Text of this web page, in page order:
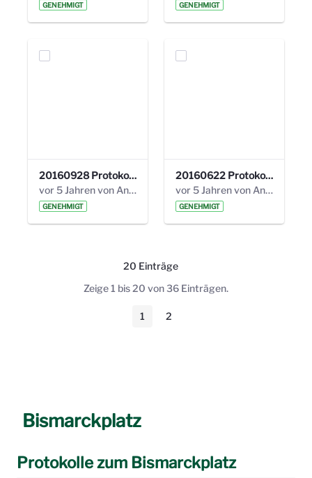
GENEHMIGT GENEHMIGT
20160928 Protokoll 17. Steuerungskreis.pdf
vor 5 Jahren von Anni Schlumberger
GENEHMIGT
20160622 Protokoll 16. Steuerungskreis.pdf
vor 5 Jahren von Anni Schlumberger
GENEHMIGT
20 Einträge
Pro Seite
Zeige 1 bis 20 von 36 Einträgen.
Seite
1 Seite
2
Bismarckplatz
Protokolle zum Bismarckplatz